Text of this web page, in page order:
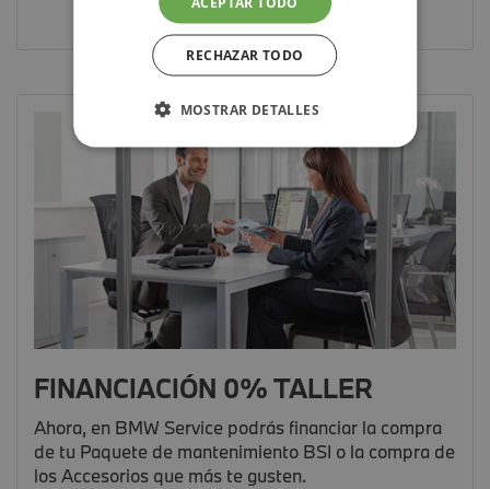
FINANCIACIÓN 0% TALLER
Ahora, en BMW Service podrás financiar la compra
de tu Paquete de mantenimiento BSI o la compra de
los Accesorios que más te gusten.
RECHAZAR TODO
MOSTRAR DETALLES